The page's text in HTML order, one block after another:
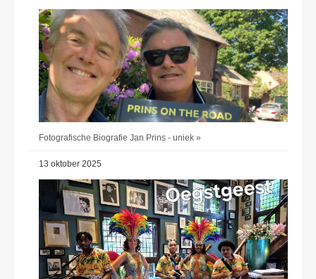
Fotografische Biografie Jan Prins - uniek »
13 oktober 2025